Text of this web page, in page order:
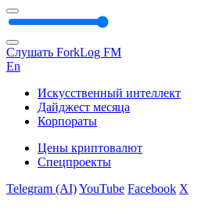
Слушать ForkLog FM
En
Искусственный интеллект
Дайджест месяца
Корпораты
Цены криптовалют
Спецпроекты
Telegram (AI)YouTube Facebook X